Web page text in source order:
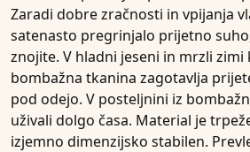
Zaradi dobre zračnosti in vpijanja
satenasto pregrinjalo prijetno
znojite. V hladni jeseni in mrzli zimi
bombažna tkanina zagotavlja
pod odejo. V posteljnini iz
uživali dolgo časa. Material je
izjemno dimenzijsko stabilen.